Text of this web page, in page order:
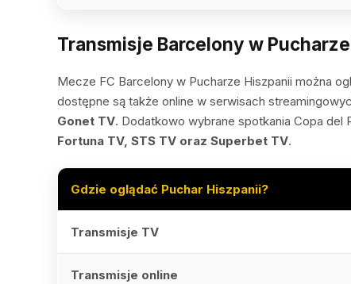
Transmisje Barcelony w
Mecze FC Barcelony w Pucharze Hiszpanii można
dostępne są także online w serwisach
Gonet TV. Dodatkowo wybrane spotkania Copa del
Fortuna TV, STS TV oraz Superbet TV.
Gdzie oglądać Puchar Hiszpanii?
Transmisje TV
Transmisje online